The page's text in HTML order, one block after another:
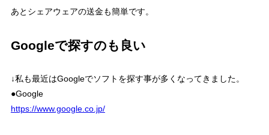
あとシェアウェアの送金も簡単です。
Googleで探すのも良い
↓私も最近はGoogleでソフトを探す事が多くなってきました。
●Google
https://www.google.co.jp/